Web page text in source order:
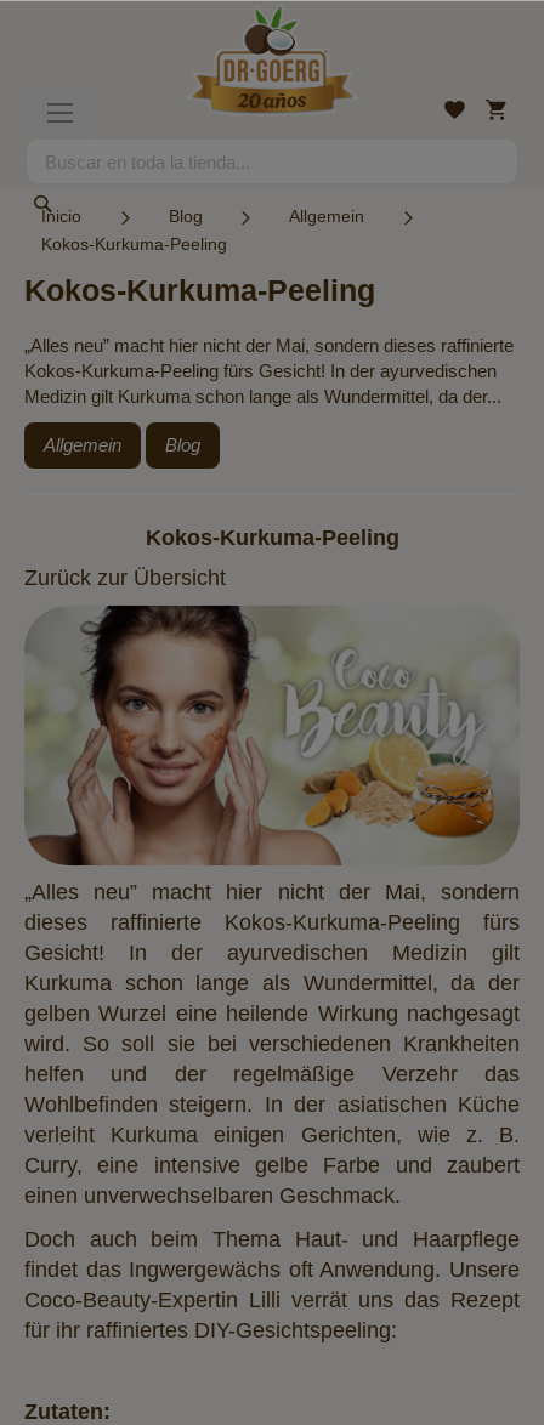
Search
Lista
Mi
cesta
Inicio Blog
Allgemein
Kokos-Kurkuma-Peeling
Kokos-Kurkuma-Peeling
„Alles neu” macht hier nicht der Mai, sondern dieses raffinierte
Kokos-Kurkuma-Peeling fürs Gesicht! In der ayurvedischen
Medizin gilt Kurkuma schon lange als Wundermittel, da der...
Allgemein Blog
Kokos-Kurkuma-Peeling
Zurück zur Übersicht
„Alles neu” macht hier nicht der Mai, sondern
dieses raffinierte Kokos-Kurkuma-Peeling fürs
Gesicht! In der ayurvedischen Medizin gilt
Kurkuma schon lange als Wundermittel, da der
gelben Wurzel eine heilende Wirkung nachgesagt
wird. So soll sie bei verschiedenen Krankheiten
helfen und der regelmäßige Verzehr das
Wohlbefinden steigern. In der asiatischen Küche
verleiht Kurkuma einigen Gerichten, wie z. B.
Curry, eine intensive gelbe Farbe und zaubert
einen unverwechselbaren Geschmack.
Doch auch beim Thema Haut- und Haarpflege
findet das Ingwergewächs oft Anwendung. Unsere
Coco-Beauty-Expertin Lilli verrät uns das Rezept
für ihr raffiniertes DIY-Gesichtspeeling:
Zutaten: